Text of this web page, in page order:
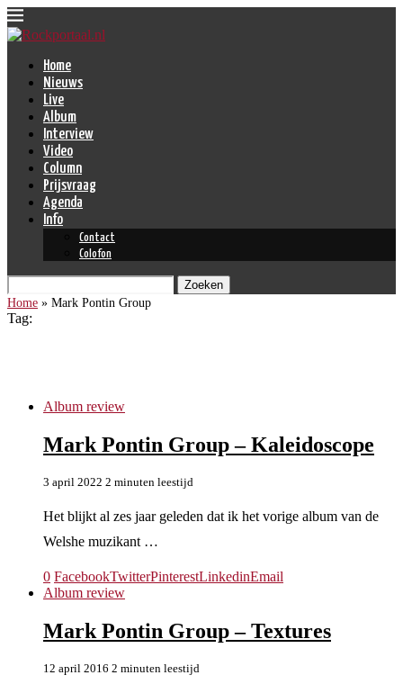
Home
Nieuws
Live
Album
Interview
Video
Column
Prijsvraag
Agenda
Info
Contact
Colofon
Zoeken
Home » Mark Pontin Group
Tag:
Album review
Mark Pontin Group – Kaleidoscope
3 april 2022 2 minuten leestijd
Het blijkt al zes jaar geleden dat ik het vorige album van de
Welshe muzikant …
0 FacebookTwitterPinterestLinkedinEmail
Album review
Mark Pontin Group – Textures
12 april 2016 2 minuten leestijd